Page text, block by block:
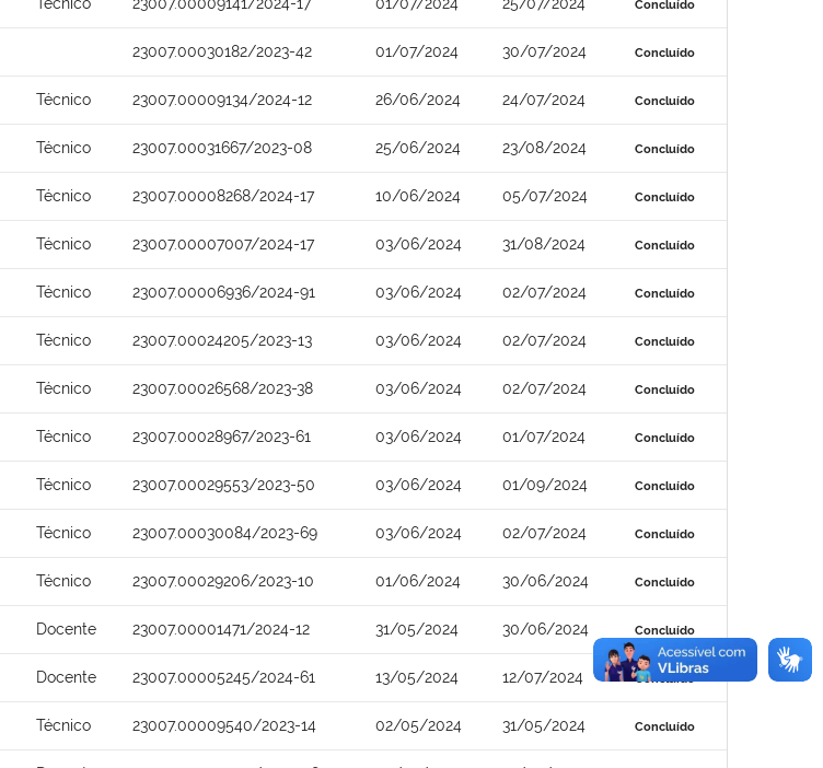
Concluído
23007.00030182/2023-42 01/07/2024 30/07/2024 Concluído
Técnico 23007.00009134/2024-12 26/06/2024 24/07/2024 Concluído
Técnico 23007.00031667/2023-08 25/06/2024 23/08/2024 Concluído
Técnico 23007.00008268/2024-17 10/06/2024 05/07/2024 Concluído
Técnico 23007.00007007/2024-17 03/06/2024 31/08/2024 Concluído
Técnico 23007.00006936/2024-91 03/06/2024 02/07/2024 Concluído
Técnico 23007.00024205/2023-13 03/06/2024 02/07/2024 Concluído
Técnico 23007.00026568/2023-38 03/06/2024 02/07/2024 Concluído
Técnico 23007.00028967/2023-61 03/06/2024 01/07/2024 Concluído
Técnico 23007.00029553/2023-50 03/06/2024 01/09/2024 Concluído
Técnico 23007.00030084/2023-69 03/06/2024 02/07/2024 Concluído
Técnico 23007.00029206/2023-10 01/06/2024 30/06/2024 Concluído
Docente 23007.00001471/2024-12 31/05/2024 30/06/2024 Concluído
Docente 23007.00005245/2024-61 13/05/2024 12/07/2024 Concluído
Técnico 23007.00009540/2023-14 02/05/2024 31/05/2024 Concluído